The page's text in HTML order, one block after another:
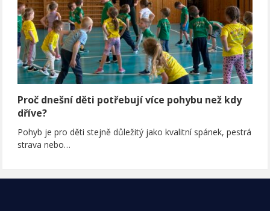
Proč dnešní děti potřebují více pohybu než kdy
dříve?
Pohyb je pro děti stejně důležitý jako kvalitní spánek, pestrá
strava nebo…